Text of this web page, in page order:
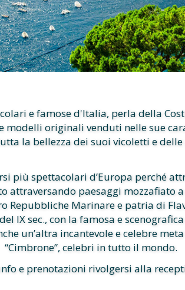
e famose d'Italia, perla della
modelli originali venduti nelle sue
la bellezza dei suoi vicoletti e delle
più spettacolari d’Europa perché
attraversando paesaggi mozzafiato
Repubbliche Marinare e patria di
IX sec., con la famosa e
un’altra incantevole e celebre
“Cimbrone”, celebri in tutto il mondo.
e prenotazioni rivolgersi alla